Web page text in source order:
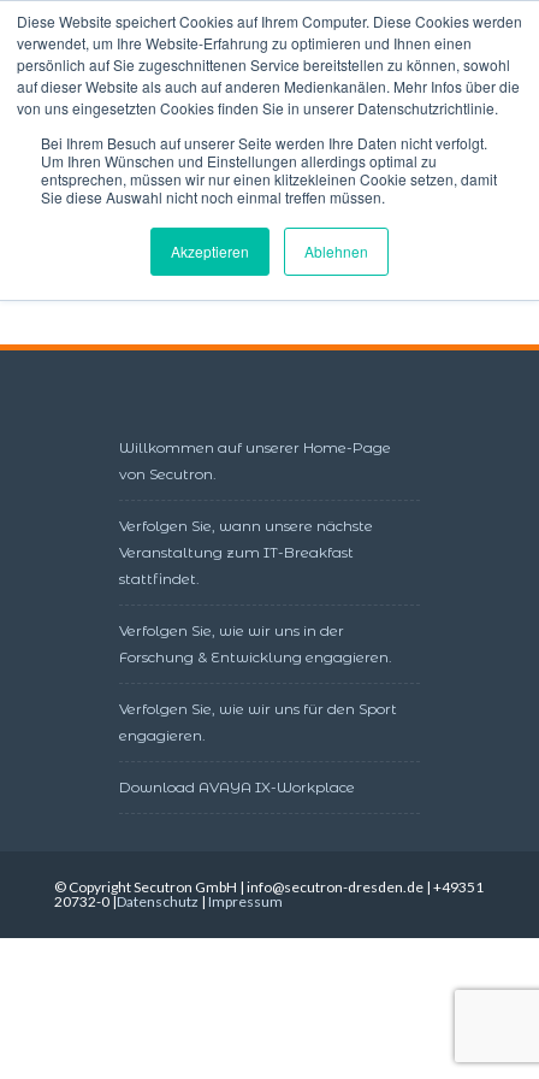
Diese Website speichert Cookies auf Ihrem Computer. Diese Cookies werden
verwendet, um Ihre Website-Erfahrung zu optimieren und Ihnen einen
persönlich auf Sie zugeschnittenen Service bereitstellen zu können, sowohl
auf dieser Website als auch auf anderen Medienkanälen. Mehr Infos über die
von uns eingesetzten Cookies finden Sie in unserer Datenschutzrichtlinie.
Bei Ihrem Besuch auf unserer Seite werden Ihre Daten nicht verfolgt.
Um Ihren Wünschen und Einstellungen allerdings optimal zu
entsprechen, müssen wir nur einen klitzekleinen Cookie setzen, damit
Sie diese Auswahl nicht noch einmal treffen müssen.
Akzeptieren Ablehnen
Error! You have enabled free membership on this site
Willkommen auf unserer Home-Page
von Secutron.
Verfolgen Sie, wann unsere nächste
Veranstaltung zum IT-Breakfast
stattfindet.
Verfolgen Sie, wie wir uns in der
Forschung & Entwicklung engagieren.
Verfolgen Sie, wie wir uns für den Sport
engagieren.
Download AVAYA IX-Workplace
© Copyright Secutron GmbH | info@secutron-dresden.de | +49351
20732-0 |Datenschutz | Impressum